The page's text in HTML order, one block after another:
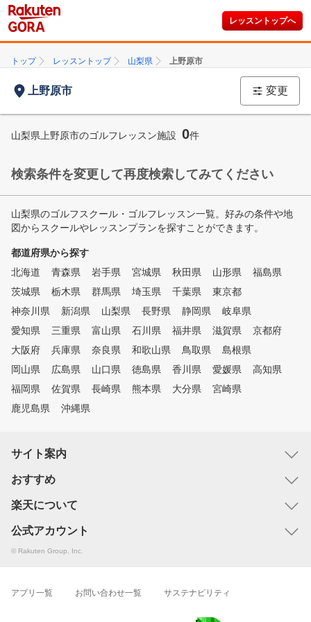
レッスントップへ
トップ レッスントップ 山梨県 上野原市
上野原市 変更
山梨県上野原市のゴルフレッスン施設 0件
検索条件を変更して再度検索してみてください
山梨県のゴルフスクール・ゴルフレッスン一覧。好みの条件や地
図からスクールやレッスンプランを探すことができます。
都道府県から探す
北海道
青森県 岩手県 宮城県 秋田県 山形県
福島県
茨城県
栃木県 群馬県 埼玉県 千葉県
東京都
神奈川県
新潟県 山梨県 長野県 静岡県
岐阜県
愛知県
三重県 富山県 石川県 福井県 滋賀県
京都府
大阪府
兵庫県 奈良県 和歌山県 鳥取県
島根県
岡山県
広島県 山口県 徳島県 香川県 愛媛県
高知県
福岡県
佐賀県 長崎県 熊本県 大分県
宮崎県
鹿児島県
沖縄県
サイト案内
おすすめ
楽天について
公式アカウント
© Rakuten Group, Inc.
アプリ一覧 お問い合わせ一覧 サステナビリティ